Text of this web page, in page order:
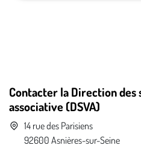
Contacter la Direction des
associative (DSVA)
14 rue des Parisiens
92600 Asnières-sur-Seine